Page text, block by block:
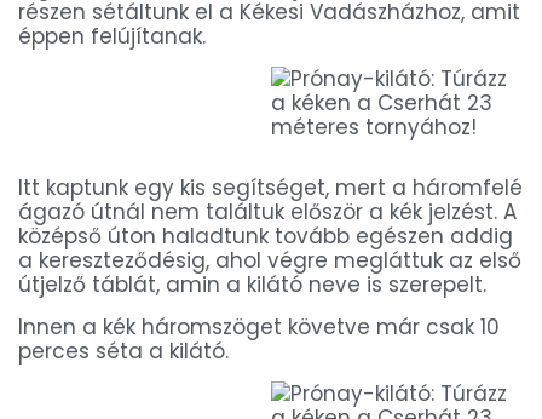
részen sétáltunk el a Kékesi Vadászházhoz, amit
éppen felújítanak.
Itt kaptunk egy kis segítséget, mert a háromfelé
ágazó útnál nem találtuk először a kék jelzést. A
középső úton haladtunk tovább egészen addig
a kereszteződésig, ahol végre megláttuk az első
útjelző táblát, amin a kilátó neve is szerepelt.
Innen a kék háromszöget követve már csak 10
perces séta a kilátó.